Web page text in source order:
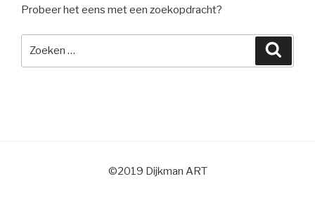
Probeer het eens met een zoekopdracht?
©2019 Dijkman ART